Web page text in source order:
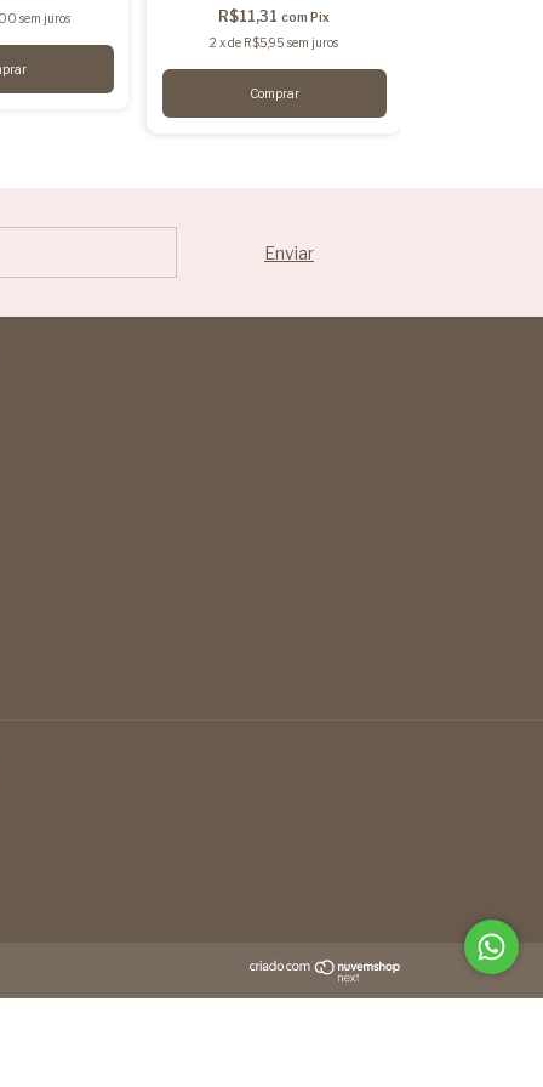
sem juros R$11,31 com Pix
2 xde R$5,95 sem juros